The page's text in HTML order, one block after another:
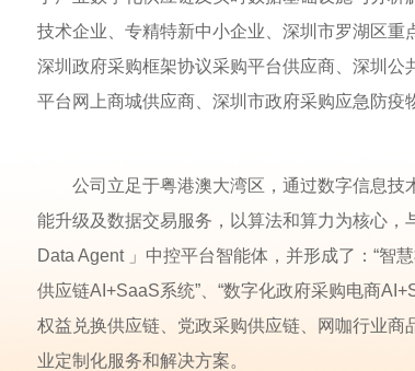
技术企业、专精特新中小企业、深圳市罗湖区重
深圳政府采购框架协议采购平台供应商、深圳
平台网上商城供应商、深圳市政府采购应急防疫
公司立足于粤港澳大湾区，通过数字信息
能升级及数据交易服务，以算法和算力为核心，
Data Agent 」中控平台智能体，并形成了：“智
供应链AI+SaaS系统”、“数字化政府采购电商
权益兑换供应链、党政采购供应链、网咖行业
业定制化服务和解决方案。